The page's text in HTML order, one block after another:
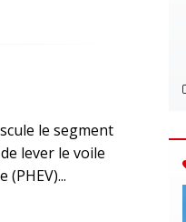
le segment
lever le voile